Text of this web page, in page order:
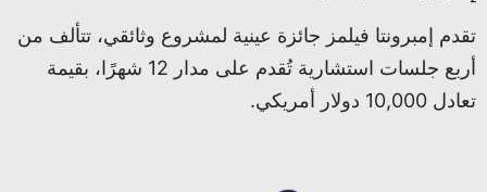
تقدم إمبرونتا فيلمز جائزة عينية لمشروع وثائقي، تتألف من
أربع جلسات استشارية تُقدم على مدار 12 شهرًا، بقيمة
تعادل 10,000 دولار أمريكي.